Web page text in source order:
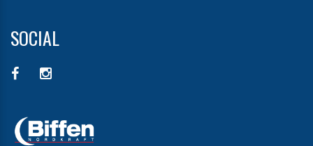
SOCIAL